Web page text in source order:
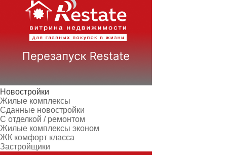
Новостройки
Жилые комплексы
Сданные новостройки
С отделкой / ремонтом
Жилые комплексы эконом
ЖК комфорт класса
Застройщики